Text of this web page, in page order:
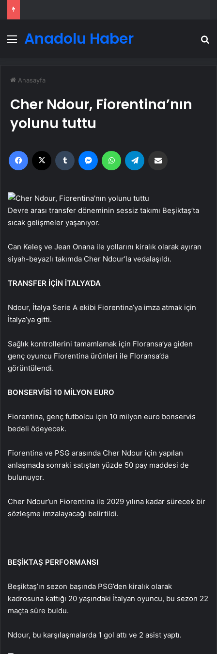
Menü
Anadolu Haber
Anasayfa
Cher Ndour, Fiorentina’nın
yolunu tuttu
Facebook Tumblr MessengerWhatsApp
Devre arası transfer döneminin sessiz takımı Beşiktaş’ta
sıcak gelişmeler yaşanıyor.
Can Keleş ve Jean Onana ile yollarını kiralık olarak ayıran
siyah-beyazlı takımda Cher Ndour’la vedalaşıldı.
TRANSFER İÇİN İTALYA’DA
Ndour, İtalya Serie A ekibi Fiorentina’ya imza atmak için
İtalya’ya gitti.
Sağlık kontrollerini tamamlamak için Floransa’ya giden
genç oyuncu Fiorentina ürünleri ile Floransa’da
görüntülendi.
BONSERVİSİ 10 MİLYON EURO
Fiorentina, genç futbolcu için 10 milyon euro bonservis
bedeli ödeyecek.
Fiorentina ve PSG arasında Cher Ndour için yapılan
anlaşmada sonraki satıştan yüzde 50 pay maddesi de
bulunuyor.
Cher Ndour’un Fiorentina ile 2029 yılına kadar sürecek bir
sözleşme imzalayacağı belirtildi.
BEŞİKTAŞ PERFORMANSI
Beşiktaş’ın sezon başında PSG’den kiralık olarak
kadrosuna kattığı 20 yaşındaki İtalyan oyuncu, bu sezon 22
maçta süre buldu.
Ndour, bu karşılaşmalarda 1 gol attı ve 2 asist yaptı.